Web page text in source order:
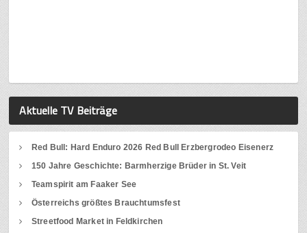
Aktuelle TV Beiträge
Red Bull: Hard Enduro 2026 Red Bull Erzbergrodeo Eisenerz
150 Jahre Geschichte: Barmherzige Brüder in St. Veit
Teamspirit am Faaker See
Österreichs größtes Brauchtumsfest
Streetfood Market in Feldkirchen